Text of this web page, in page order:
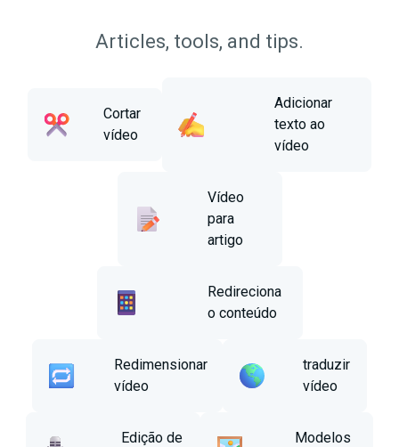
Articles, tools, and tips.
Cortar
vídeo
Adicionar
texto ao
vídeo
Vídeo
para
artigo
Redireciona
o conteúdo
Redimensionar
vídeo
traduzir
vídeo
Edição de
Modelos